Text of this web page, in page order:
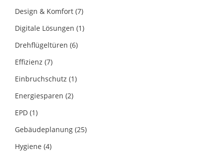
Design & Komfort (7)
Digitale Lösungen (1)
Drehflügeltüren (6)
Effizienz (7)
Einbruchschutz (1)
Energiesparen (2)
EPD (1)
Gebäudeplanung (25)
Hygiene (4)